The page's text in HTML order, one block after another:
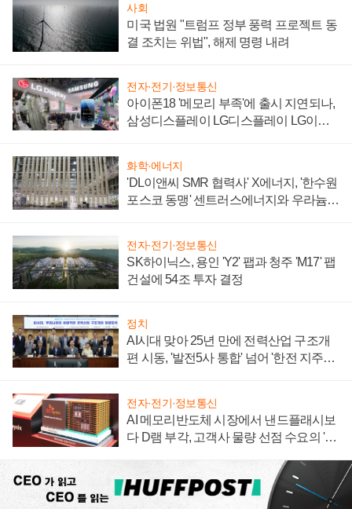
사회
미국 법원 "트럼프 정부 풍력 프로젝트 동
결 조치는 위법", 해제 명령 내려
전자·전기·정보통신
아이폰18 '메모리 부족'에 출시 지연되나,
삼성디스플레이 LG디스플레이 LG이노
화학·에너지
'DL이앤씨 SMR 협력사' X에너지, '한수원
포스코 동맹' 센트러스에너지와 우라늄
전자·전기·정보통신
SK하이닉스, 용인 'Y2' 팹과 청주 'M17' 팹
건설에 54조 투자 결정
정치
AI시대 맞아 25년 만에 전력산업 구조개
편 시동, '발전5사 통합' 넘어 '한전 지주사'
전자·전기·정보통신
AI 메모리반도체 시장에서 낸드플래시보
다 D램 부각, 고객사 물량 선점 수요의 '우